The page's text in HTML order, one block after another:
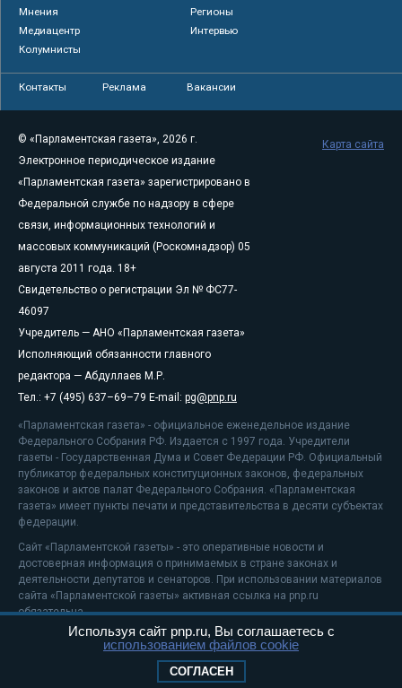
Мнения
Регионы
Медиацентр
Интервью
Колумнисты
Контакты Реклама Вакансии
© «Парламентская газета», 2026 г.
Электронное периодическое издание
«Парламентская газета» зарегистрировано в
Федеральной службе по надзору в сфере
связи, информационных технологий и
массовых коммуникаций (Роскомнадзор) 05
августа 2011 года. 18+
Свидетельство о регистрации Эл № ФС77-
46097
Учредитель — АНО «Парламентская газета»
Исполняющий обязанности главного
редактора — Абдуллаев М.Р.
Тел.: +7 (495) 637–69–79 E-mail: pg@pnp.ru
«Парламентская газета» - официальное еженедельное издание
Федерального Собрания РФ. Издается с 1997 года. Учредители
газеты - Государственная Дума и Совет Федерации РФ. Официальный
публикатор федеральных конституционных законов, федеральных
законов и актов палат Федерального Собрания. «Парламентская
газета» имеет пункты печати и представительства в десяти субъектах
федерации.
Сайт «Парламентской газеты» - это оперативные новости и
достоверная информация о принимаемых в стране законах и
деятельности депутатов и сенаторов. При использовании материалов
сайта «Парламентской газеты» активная ссылка на pnp.ru
обязательна.
На информационном ресурсе применяютсярекомендательные
Положение о защите персональных данных
Карта сайта
Используя сайт pnp.ru, Вы соглашаетесь с
использованием файлов cookie
СОГЛАСЕН